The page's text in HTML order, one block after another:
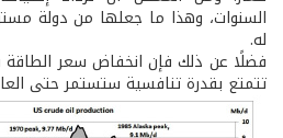
السنوات، وهذا ما جعلها من دولة
له.
فضلًا عن ذلك فإن انخفاض سعر الطاقة
تتمتع بقدرة تنافسية ستستمر حتى العام